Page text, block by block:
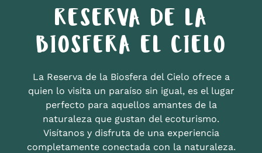
RESERVA DE LA
BIOSFERA EL CIELO
La Reserva de la Biosfera del Cielo ofrece a
quien lo visita un paraíso sin igual, es el lugar
perfecto para aquellos amantes de la
naturaleza que gustan del ecoturismo.
Visítanos y disfruta de una experiencia
completamente conectada con la naturaleza.